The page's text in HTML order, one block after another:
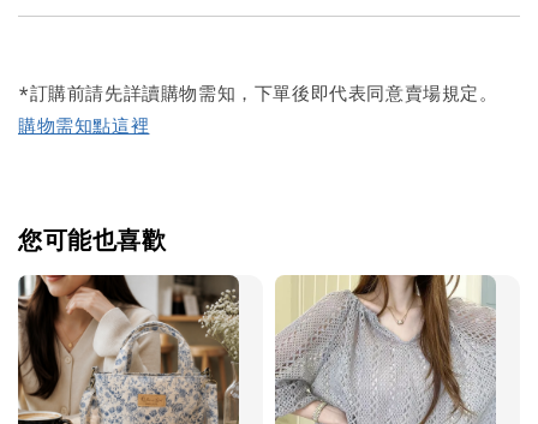
*訂購前請先詳讀購物需知，下單後即代表同意賣場規定。
購物需知點這裡
您可能也喜歡